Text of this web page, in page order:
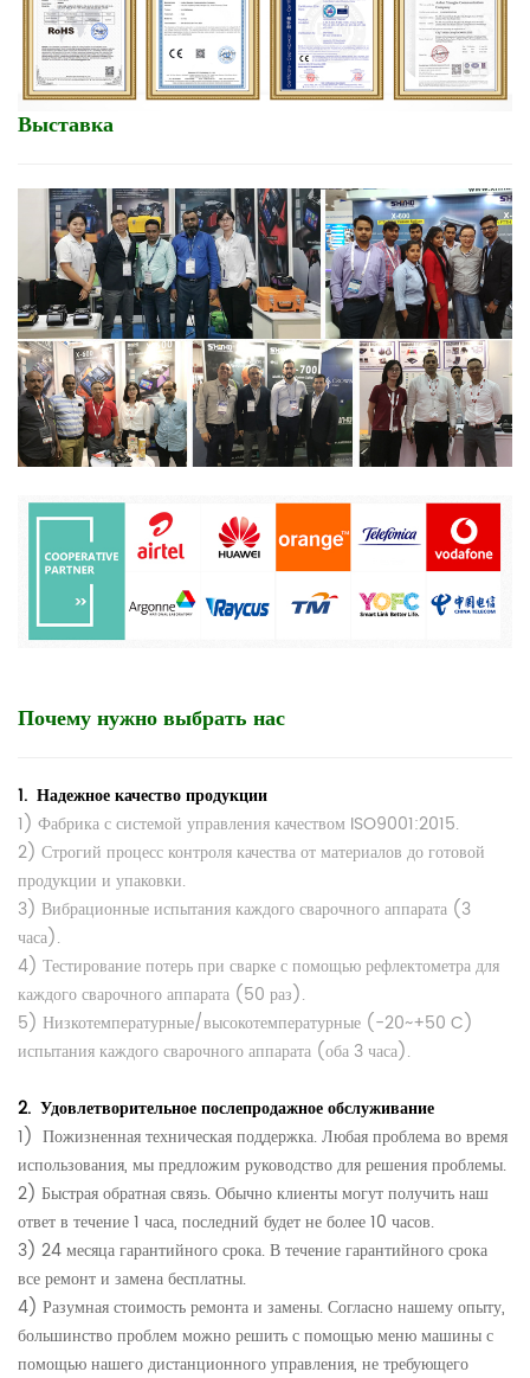
Выставка
Почему нужно выбрать нас
1. Надежное качество продукции
1) Фабрика с системой управления качеством ISO9001:2015.
2) Строгий процесс контроля качества от материалов до готовой
продукции и упаковки.
3) Вибрационные испытания каждого сварочного аппарата (3
часа).
4) Тестирование потерь при сварке с помощью рефлектометра для
каждого сварочного аппарата (50 раз).
5) Низкотемпературные/высокотемпературные (-20~+50 C)
испытания каждого сварочного аппарата (оба 3 часа).
2. Удовлетворительное послепродажное обслуживание
1) Пожизненная техническая поддержка.Любая проблема во время
использования, мы предложим руководство для решения проблемы.
2) Быстрая обратная связь. Обычно клиенты могут получить наш
ответ в течение 1 часа, последний будет не более 10 часов.
3) 24 месяца гарантийного срока. В течение гарантийного срока
все ремонт и замена бесплатны.
4) Разумная стоимость ремонта и замены.Согласно нашему опыту,
большинство проблем можно решить с помощью меню машины с
помощью нашего дистанционного управления, не требующего